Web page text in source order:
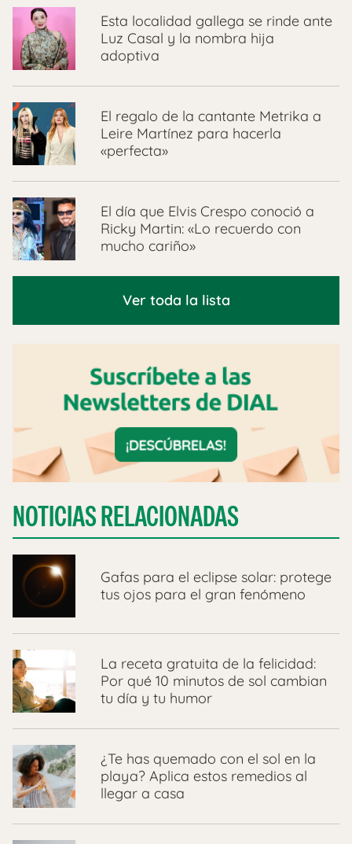
Esta localidad gallega se rinde ante
Luz Casal y la nombra hija
adoptiva
El regalo de la cantante Metrika a
Leire Martínez para hacerla
«perfecta»
El día que Elvis Crespo conoció a
Ricky Martin: «Lo recuerdo con
mucho cariño»
Ver toda la lista
NOTICIAS RELACIONADAS
​Gafas para el eclipse solar: protege
tus ojos para el gran fenómeno
La receta gratuita de la felicidad:
Por qué 10 minutos de sol cambian
tu día y tu humor
¿Te has quemado con el sol en la
playa? Aplica estos remedios al
llegar a casa